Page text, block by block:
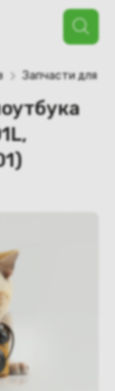
Поиск
товаров
Запчасти для